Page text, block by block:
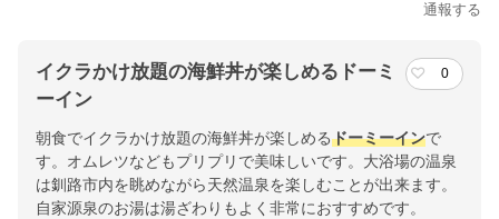
通報する
イクラかけ放題の海鮮丼が楽しめるドーミ
ーイン
0
朝食でイクラかけ放題の海鮮丼が楽しめるドーミーインで
す。オムレツなどもプリプリで美味しいです。大浴場の温泉
は釧路市内を眺めながら天然温泉を楽しむことが出来ます。
自家源泉のお湯は湯ざわりもよく非常におすすめです。